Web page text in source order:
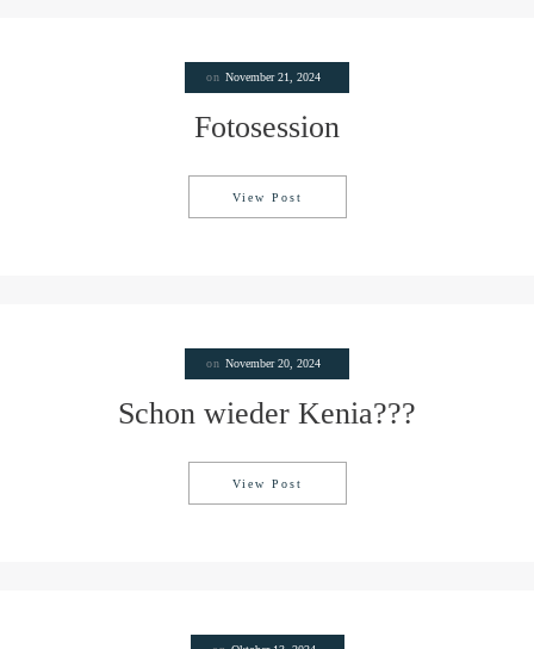
on November 21, 2024
Fotosession
View Post
on November 20, 2024
Schon wieder Kenia???
View Post